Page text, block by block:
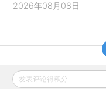
2026年08月08日
财新移动
发表评论得积分